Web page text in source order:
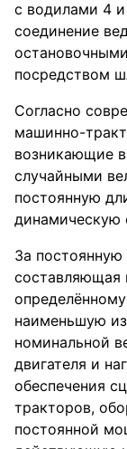
с водилами 4
соединение
посредством
Согласно
машинно-
возникающие
случайными
постоянную
За
составляющая
наименьшую
номинальной
двигателя и
обеспечения
тракторов,
постоянной